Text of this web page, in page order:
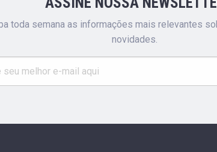
toda semana as informações mais relevantes
novidades.